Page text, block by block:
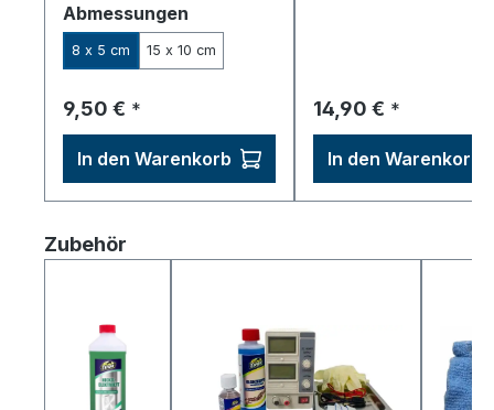
Nickelabscheidung.
Abmessungen
8 x 5 cm 15 x 10 cm
Regulärer Preis:
9,50 € *
In den Warenkorb
Regulärer Preis:
14,90 € *
In den Warenkorb
Produktgalerie überspringen
Zubehör